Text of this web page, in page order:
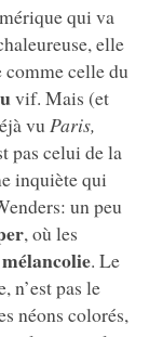
qui va
elle
celle du
vif. Mais (et
vu Paris,
pas celui de la
inquiète qui
un peu
, où les
mélancolie. Le
n’est pas le
néons colorés,